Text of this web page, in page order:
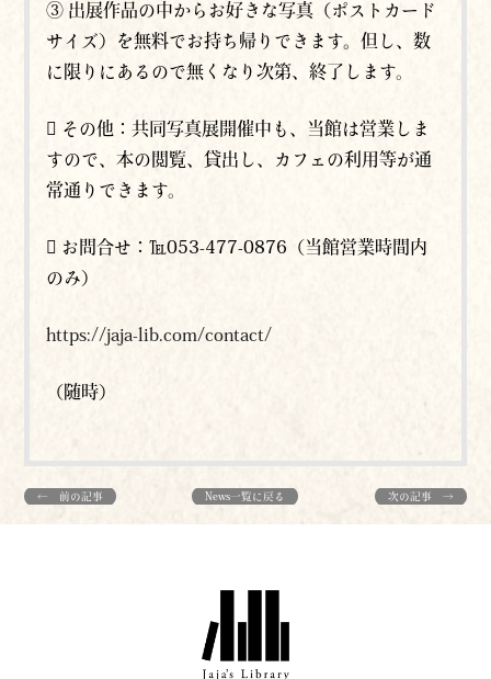
③ 出展作品の中からお好きな写真（ポストカード
サイズ）を無料でお持ち帰りできます。但し、数
に限りにあるので無くなり次第、終了します。
 その他：共同写真展開催中も、当館は営業しま
すので、本の閲覧、貸出し、カフェの利用等が通
常通りできます。
 お問合せ：℡053-477-0876（当館営業時間内
のみ）
https://jaja-lib.com/contact/
（随時）
← 前の記事 News一覧に戻る 次の記事 →